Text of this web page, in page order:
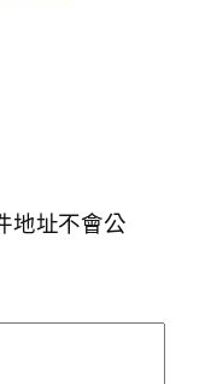
地址不會公